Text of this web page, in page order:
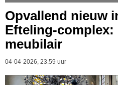
Opvallend nieuw
Efteling-complex:
meubilair
04-04-2026, 23.59 uur